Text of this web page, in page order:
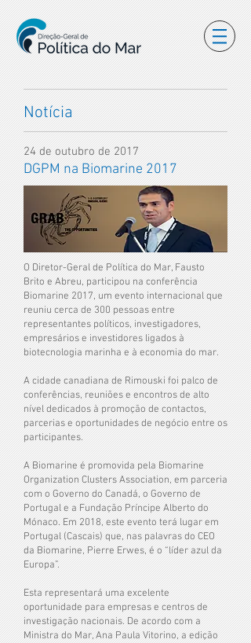
Notícia
24 de outubro de 2017
DGPM na Biomarine 2017
O Diretor-Geral de Política do Mar, Fausto
Brito e Abreu, participou na conferência
Biomarine 2017, um evento internacional que
reuniu cerca de 300 pessoas entre
representantes políticos, investigadores,
empresários e investidores ligados à
biotecnologia marinha e à economia do mar.
A cidade canadiana de Rimouski foi palco de
conferências, reuniões e encontros de alto
nível dedicados à promoção de contactos,
parcerias e oportunidades de negócio entre os
participantes.
A Biomarine é promovida pela Biomarine
Organization Clusters Association, em parceria
com o Governo do Canadá, o Governo de
Portugal e a Fundação Príncipe Alberto do
Mónaco. Em 2018, este evento terá lugar em
Portugal (Cascais) que, nas palavras do CEO
da Biomarine, Pierre Erwes, é o “líder azul da
Europa”.
Esta representará uma excelente
oportunidade para empresas e centros de
investigação nacionais. De acordo com a
Ministra do Mar, Ana Paula Vitorino, a edição